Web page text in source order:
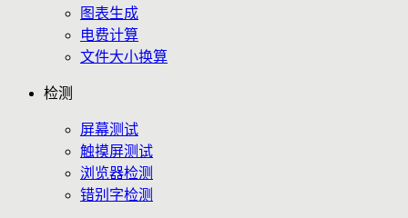
图表生成
电费计算
文件大小换算
检测
屏幕测试
触摸屏测试
浏览器检测
错别字检测